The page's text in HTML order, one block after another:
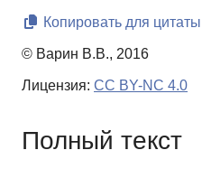
Копировать для цитаты
© Варин В.В., 2016
Лицензия: CC BY-NC 4.0
Полный текст